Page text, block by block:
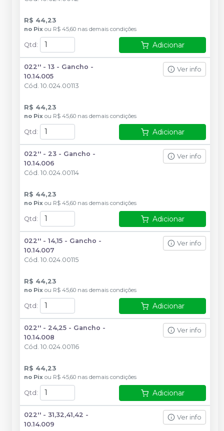
R$ 44,23
no Pix ou R$ 45,60 nas demais condições
Qtd : Adicionar
022'' - 13 - Gancho -
10.14.005
Cód. 10.024.00113
Ver info
R$ 44,23
no Pix ou R$ 45,60 nas demais condições
Qtd : Adicionar
022'' - 23 - Gancho -
10.14.006
Cód. 10.024.00114
Ver info
R$ 44,23
no Pix ou R$ 45,60 nas demais condições
Qtd : Adicionar
022'' - 14,15 - Gancho -
10.14.007
Cód. 10.024.00115
Ver info
R$ 44,23
no Pix ou R$ 45,60 nas demais condições
Qtd : Adicionar
022'' - 24,25 - Gancho -
10.14.008
Cód. 10.024.00116
Ver info
R$ 44,23
no Pix ou R$ 45,60 nas demais condições
Qtd : Adicionar
022'' - 31,32,41,42 -
10.14.009
Ver info